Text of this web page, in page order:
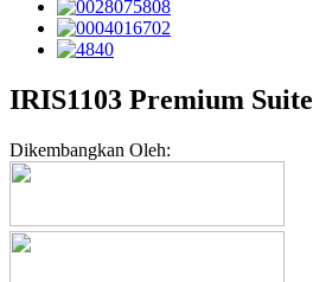
IRIS1103 Premium Suite
Dikembangkan Oleh: